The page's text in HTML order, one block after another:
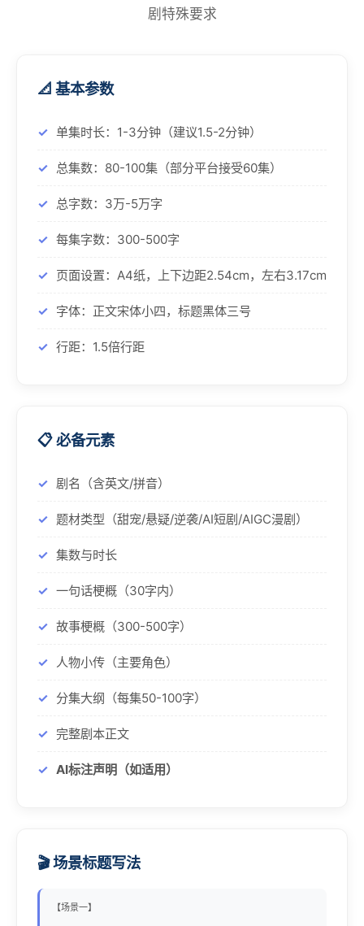
剧特殊要求
📐 基本参数
单集时长：1-3分钟（建议1.5-2分钟）
总集数：80-100集（部分平台接受60集）
总字数：3万-5万字
每集字数：300-500字
页面设置：A4纸，上下边距2.54cm，左右3.17cm
字体：正文宋体小四，标题黑体三号
行距：1.5倍行距
📋 必备元素
剧名（含英文/拼音）
题材类型（甜宠/悬疑/逆袭/AI短剧/AIGC漫剧）
集数与时长
一句话梗概（30字内）
故事梗概（300-500字）
人物小传（主要角色）
分集大纲（每集50-100字）
完整剧本正文
AI标注声明（如适用）
🎬 场景标题写法
【场景一】